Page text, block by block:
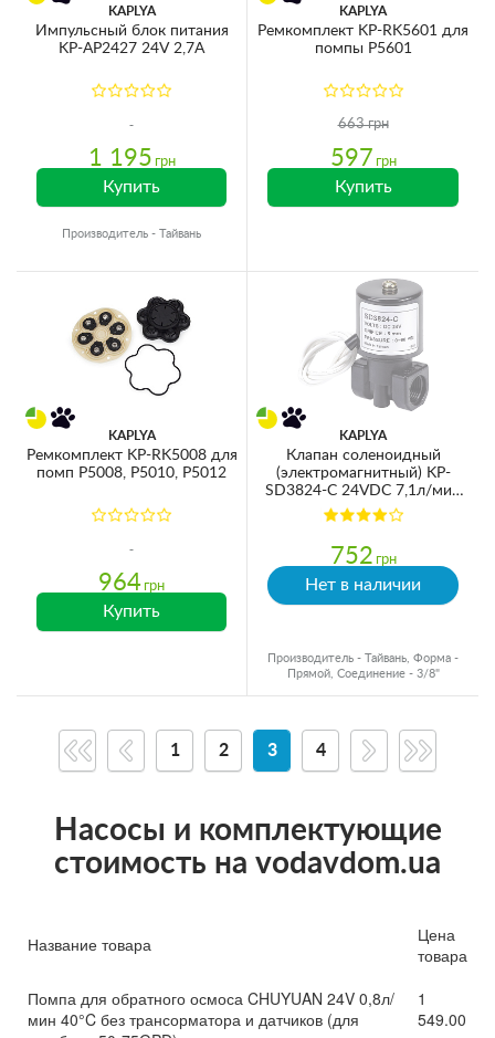
KAPLYA
Импульсный блок питания
KP-AP2427 24V 2,7A
1 195 грн
Купить
Производитель - Тайвань
KAPLYA
Ремкомплект KP-RK5601 для
помпы P5601
663 грн
597 грн
Купить
KAPLYA
Ремкомплект KP-RK5008 для
помп P5008, P5010, P5012
964 грн
Купить
KAPLYA
Клапан соленоидный
(электромагнитный) KP-
SD3824-C 24VDC 7,1л/мин
0-6,2bar 3/8''ВР
752 грн
Нет в наличии
Производитель - Тайвань, Форма -
Прямой, Соединение - 3/8"
1 2 3 4
Насосы и комплектующие
стоимость на vodavdom.ua
Название товара
Цена
товара
Помпа для обратного осмоса CHUYUAN 24V 0,8л/
мин 40°C без трансорматора и датчиков (для
1
549.00